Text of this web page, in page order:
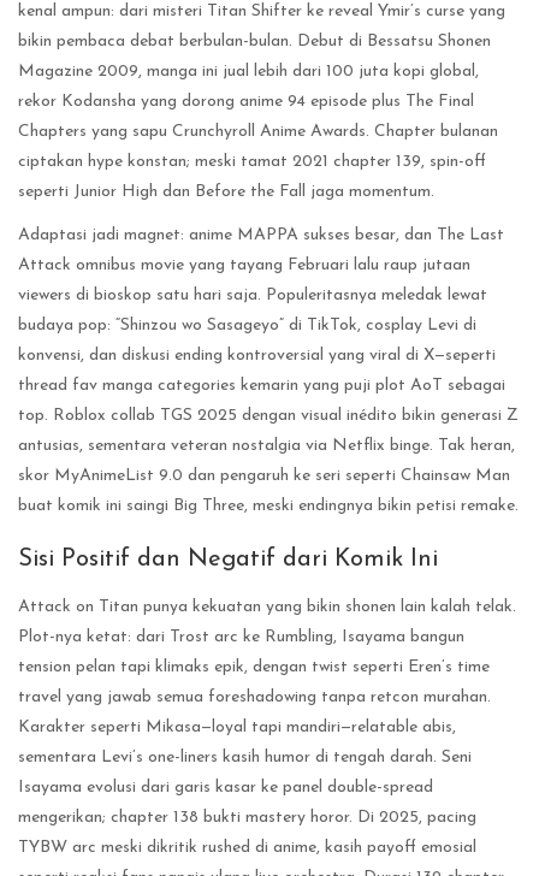
kenal ampun: dari misteri Titan Shifter ke reveal Ymir’s curse yang
bikin pembaca debat berbulan-bulan. Debut di Bessatsu Shonen
Magazine 2009, manga ini jual lebih dari 100 juta kopi global,
rekor Kodansha yang dorong anime 94 episode plus The Final
Chapters yang sapu Crunchyroll Anime Awards. Chapter bulanan
ciptakan hype konstan; meski tamat 2021 chapter 139, spin-off
seperti Junior High dan Before the Fall jaga momentum.
Adaptasi jadi magnet: anime MAPPA sukses besar, dan The Last
Attack omnibus movie yang tayang Februari lalu raup jutaan
viewers di bioskop satu hari saja. Populeritasnya meledak lewat
budaya pop: “Shinzou wo Sasageyo” di TikTok, cosplay Levi di
konvensi, dan diskusi ending kontroversial yang viral di X—seperti
thread fav manga categories kemarin yang puji plot AoT sebagai
top. Roblox collab TGS 2025 dengan visual inédito bikin generasi Z
antusias, sementara veteran nostalgia via Netflix binge. Tak heran,
skor MyAnimeList 9.0 dan pengaruh ke seri seperti Chainsaw Man
buat komik ini saingi Big Three, meski endingnya bikin petisi remake.
Sisi Positif dan Negatif dari Komik Ini
Attack on Titan punya kekuatan yang bikin shonen lain kalah telak.
Plot-nya ketat: dari Trost arc ke Rumbling, Isayama bangun
tension pelan tapi klimaks epik, dengan twist seperti Eren’s time
travel yang jawab semua foreshadowing tanpa retcon murahan.
Karakter seperti Mikasa—loyal tapi mandiri—relatable abis,
sementara Levi’s one-liners kasih humor di tengah darah. Seni
Isayama evolusi dari garis kasar ke panel double-spread
mengerikan; chapter 138 bukti mastery horor. Di 2025, pacing
TYBW arc meski dikritik rushed di anime, kasih payoff emosial